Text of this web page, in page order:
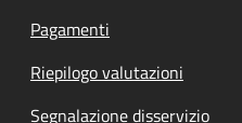
Pagamenti
Riepilogo valutazioni
Segnalazione disservizio